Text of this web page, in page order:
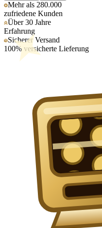
Mehr als 280.000
zufriedene Kunden
Über 30 Jahre
Erfahrung
Sicherer Versand
100% versicherte Lieferung